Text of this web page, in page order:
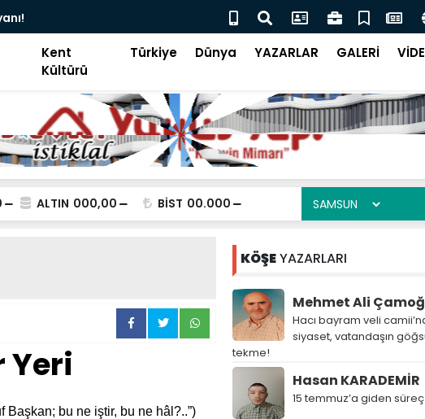
göğsüne uçan
Pakistan Başbakanı İmran Han'a Ne Oldu!
Kent
Kültürü
Türkiye Dünya YAZARLAR GALERİ
ALTIN 000,00 BİST 00.000
Yeri
Başkan; bu ne iştir, bu ne hâl?..”)
KÖŞEYAZARLARI
Mehmet Ali
Hacı bayram veli
siyaset, vatandaşın
tekme!
Hasan KARADEMİR
15 temmuz’a giden süreç